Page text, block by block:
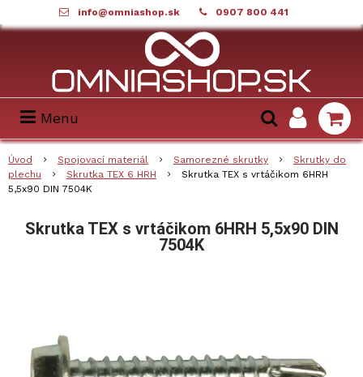
info@omniashop.sk 0907 800 441
Menu
Úvod Spojovací materiál Samorezné skrutky
Skrutky do
plechu
Skrutka TEX 6 HRH
Skrutka TEX s vrtáčikom 6HRH
5,5x90 DIN 7504K
Skrutka TEX s vrtáčikom 6HRH 5,5x90 DIN
7504K